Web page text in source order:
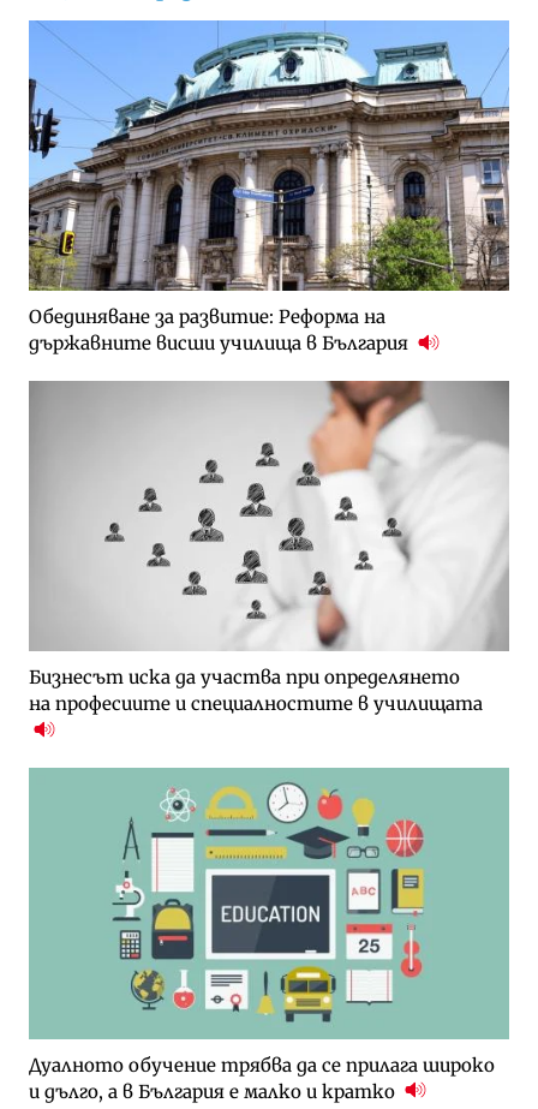
Обединяване за развитие: Реформа на
държавните висши училища в България
Бизнесът иска да участва при определянето
на професиите и специалностите в училищата
Дуалното обучение трябва да се прилага широко
и дълго, а в България е малко и кратко